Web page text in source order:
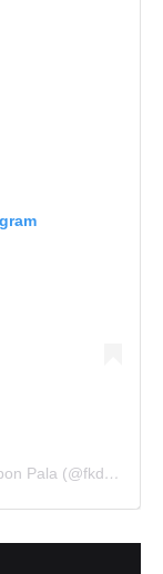
Sebuah kiriman dibagikan oleh FKDM Kebon Pala (@fkdm_kebonpala)